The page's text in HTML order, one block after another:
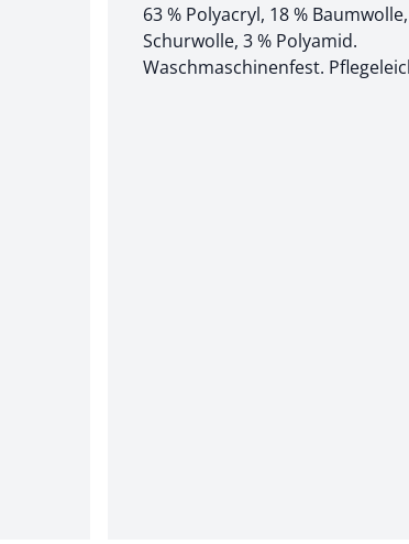
63 % Polyacryl, 18 %
Schurwolle, 3 % Polyamid.
Waschmaschinenfest.